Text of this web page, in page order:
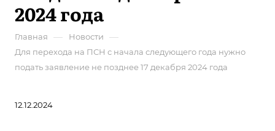
2024 года
Главная — Новости —
Для перехода на ПСН с начала следующего года нужно
подать заявление не позднее 17 декабря 2024 года
12.12.2024